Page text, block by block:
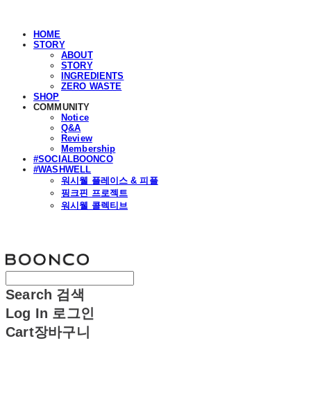
HOME
STORY
ABOUT
STORY
INGREDIENTS
ZERO WASTE
SHOP
COMMUNITY
Notice
Q&A
Review
Membership
#SOCIALBOONCO
#WASHWELL
워시웰 플레이스 & 피플
핑크핀 프로젝트
워시웰 콜렉티브
Search 검색
Log In 로그인
Cart장바구니